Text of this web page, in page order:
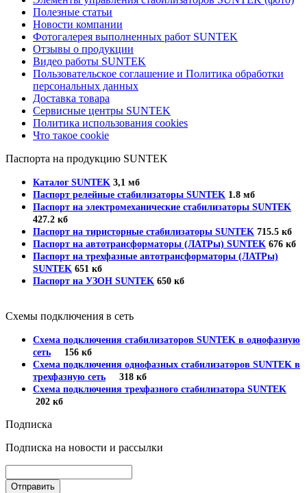
Полезные статьи
Новости компании
Фотогалерея выполненных работ SUNTEK
Отзывы о продукции
Видео работы SUNTEK
Пользовательское соглашение и Политика обработки
персональных данных
Доставка товара
Сервисные центры SUNTEK
Политика использования cookies
Что такое cookie
Паспорта на продукцию SUNTEK
Каталог SUNTEK 3,1 мб
Паспорт релейные стабилизаторы SUNTEK 1.8 мб
Паспорт на электромеханические стабилизаторы SUNTEK
427.2 кб
Паспорт на тиристорные стабилизаторы SUNTEK 715.5 кб
Паспорт на автотрансформаторы (ЛАТРы) SUNTEK 676 кб
Паспорт на трехфазные автотрансформаторы (ЛАТРы)
SUNTEK 651 кб
Паспорт на УЗОН SUNTEK 650 кб
Схемы подключения в сеть
Схема подключения стабилизаторов SUNTEK в однофазную
сеть 156 кб
Схема подключения однофазных стабилизаторов SUNTEK в
трехфазную сеть 318 кб
Схема подключения трехфазного стабилизатора SUNTEK
202 кб
Подписка
Подписка на новости и рассылки